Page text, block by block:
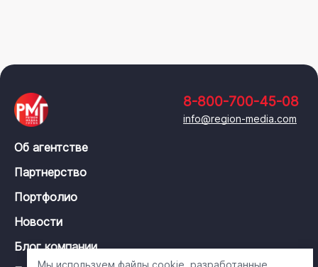
8-800-700-45-08
info@region-media.com
Об агентстве
Партнерство
Портфолио
Новости
Блог компании
Мы используем файлы cookie, разработанные